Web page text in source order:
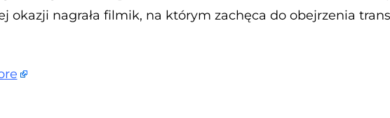
okazji nagrała filmik, na którym zachęca do obejrzenia